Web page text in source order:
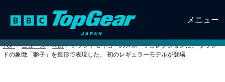
メニュー
TOP > ニュース > 時計 > グランドセイコーのスポーツコレクションに、 ブラン
ドの象徴「獅子」を造形で表現した、 初のレギュラーモデルが登場